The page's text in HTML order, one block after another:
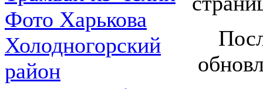
Фото Харькова
Холодногорский
район